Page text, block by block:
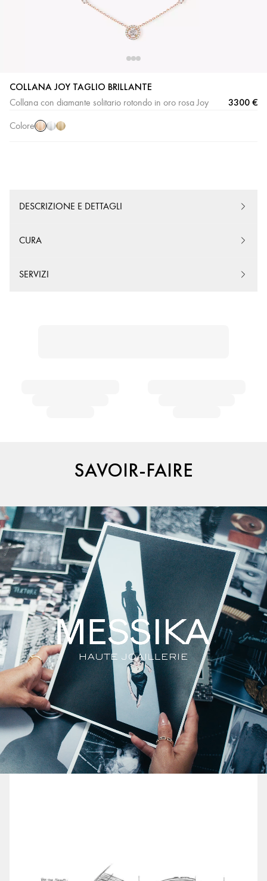
COLLANA JOY TAGLIO BRILLANTE
Collana con diamante solitario rotondo in oro rosa Joy 3300 €
Colore
Oro
rosa
OroOro
DESCRIZIONE E DETTAGLI
CURA
SERVIZI
SAVOIR-FAIRE